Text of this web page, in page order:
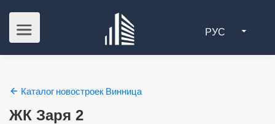
РУС
Каталог новостроек Винница
ЖК Заря 2